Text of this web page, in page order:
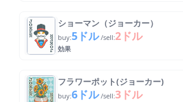
ショーマン（ジョーカー）
buy:5ドル /sell:2ドル
効果
フラワーポット(ジョーカー)
buy:6ドル /sell:3ドル